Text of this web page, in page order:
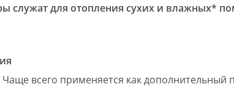
служат для отопления сухих и влажных*
всего применяется как дополнительный